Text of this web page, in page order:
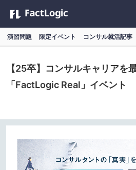
演習問題 限定イベント コンサル就活記事
【25卒】コンサルキャリアを
「FactLogic Real」イベント